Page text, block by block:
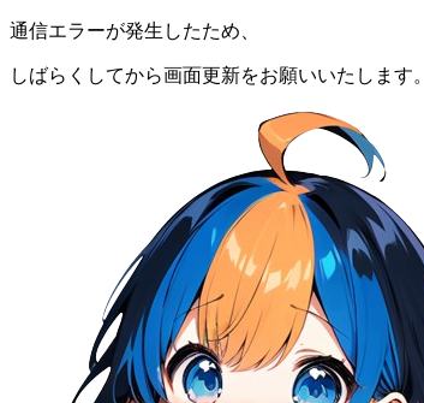
通信エラーが発生したため、
しばらくしてから画面更新をお願いいたします。